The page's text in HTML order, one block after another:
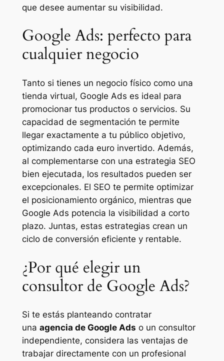
que desee aumentar su visibilidad.
Google Ads: perfecto para
cualquier negocio
Tanto si tienes un negocio físico como una
tienda virtual, Google Ads es ideal para
promocionar tus productos o servicios. Su
capacidad de segmentación te permite
llegar exactamente a tu público objetivo,
optimizando cada euro invertido. Además,
al complementarse con una estrategia SEO
bien ejecutada, los resultados pueden ser
excepcionales. El SEO te permite optimizar
el posicionamiento orgánico, mientras que
Google Ads potencia la visibilidad a corto
plazo. Juntas, estas estrategias crean un
ciclo de conversión eficiente y rentable.
¿Por qué elegir un
consultor de Google Ads?
Si te estás planteando contratar
una agencia de Google Ads o un consultor
independiente, considera las ventajas de
trabajar directamente con un profesional